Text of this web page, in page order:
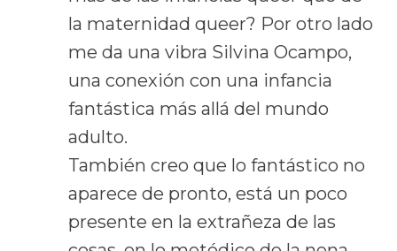
la maternidad queer? Por otro lado
me da una vibra Silvina Ocampo,
una conexión con una infancia
fantástica más allá del mundo
adulto.
También creo que lo fantástico no
aparece de pronto, está un poco
presente en la extrañeza de las